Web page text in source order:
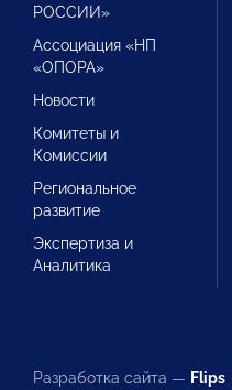
РОССИИ»
Ассоциация «НП
«ОПОРА»
Новости
Комитеты и
Комиссии
Региональное
развитие
Экспертиза и
Аналитика
Разработка сайта — Flips